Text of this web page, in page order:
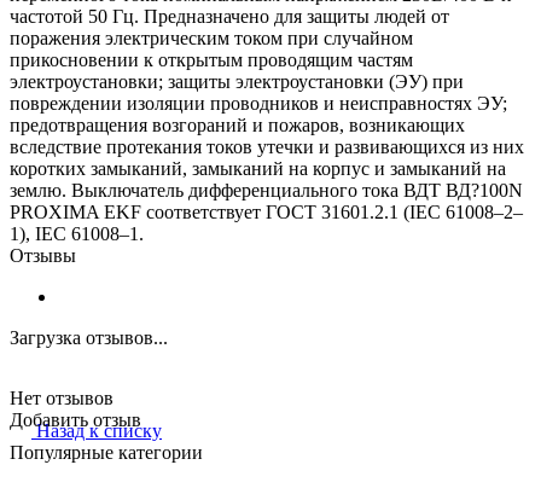
частотой 50 Гц. Предназначено для защиты людей от
поражения электрическим током при случайном
прикосновении к открытым проводящим частям
электроустановки; защиты электроустановки (ЭУ) при
повреждении изоляции проводников и неисправностях ЭУ;
предотвращения возгораний и пожаров, возникающих
вследствие протекания токов утечки и развивающихся из них
коротких замыканий, замыканий на корпус и замыканий на
землю. Выключатель дифференциального тока ВДТ ВД?100N
PROXIMA EKF соответствует ГОСТ 31601.2.1 (IEC 61008–2–
1), IEC 61008–1.
Отзывы
Загрузка отзывов...
Нет отзывов
Добавить отзыв
Назад к списку
Популярные категории